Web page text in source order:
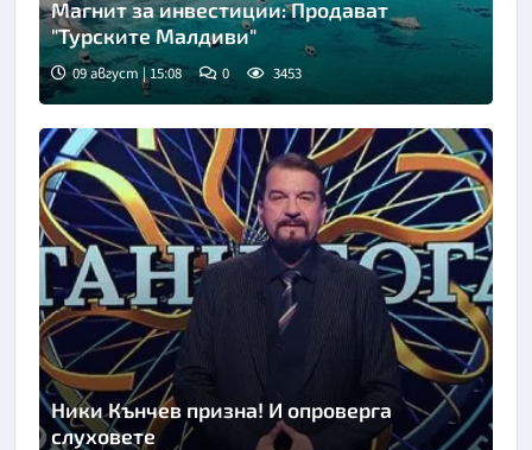
Магнит за инвестиции: Продават
"Турските Малдиви"
09 август | 15:08 0 3453
Ники Кънчев призна! И опроверга
слуховете